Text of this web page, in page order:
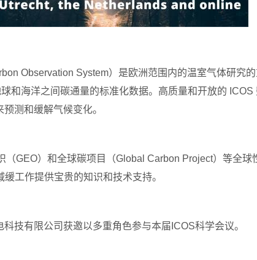
Observation System） 是欧洲范围内的温室气体研究
和海洋之间碳通量的标准化数据。 高质量和开放的 ICOS
测和缓解气候变化。
（GEO） 和全球碳项目 （Global Carbon Project） 等全球
工作提供宝贵的知识和技术支持。
技有限公司获邀以多重角色参与本届 ICOS科学会议。